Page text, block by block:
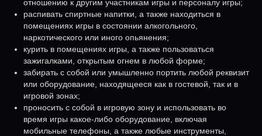
отношению к другим участникам игры и персоналу игры;
распивать спиртные напитки, а также находиться в
помещениях игры в состоянии алкогольного,
наркотического или иного опьянения;
курить в помещениях игры, а также пользоваться
зажигалками, открытым огнем в любой форме;
забирать с собой или умышленно портить любой реквизит
или оборудование, находящееся как в гостевой, так и в
игровой зонах;
проносить с собой в игровую зону и использовать во
время игры какое-либо оборудование, включая
мобильные телефоны, а также любые инструменты,